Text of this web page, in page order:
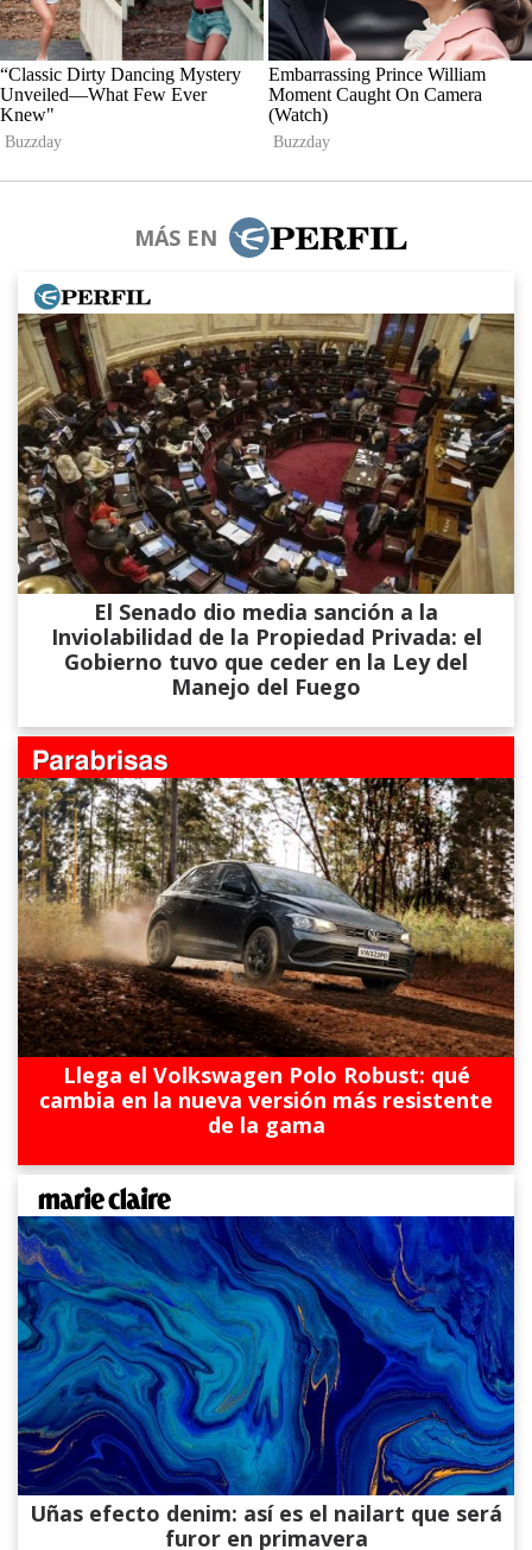
MÁS EN
El Senado dio media sanción a la
Inviolabilidad de la Propiedad Privada: el
Gobierno tuvo que ceder en la Ley del
Manejo del Fuego
Llega el Volkswagen Polo Robust: qué
cambia en la nueva versión más resistente
de la gama
Uñas efecto denim: así es el nailart que será
furor en primavera